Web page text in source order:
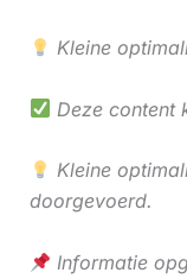
Kleine
Deze content
Kleine
doorgevoerd.
Informatie